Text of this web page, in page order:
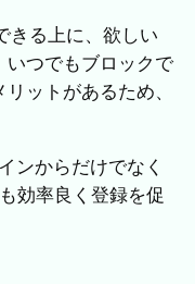
きる上に、欲しい
いつでもブロックで
ットがあるため、
ンからだけでなく
効率良く登録を促